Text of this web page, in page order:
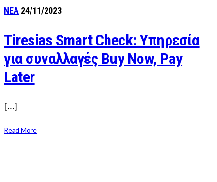
ΝΕΑ 24/11/2023
Tiresias Smart Check: Υπηρεσία
για συναλλαγές Buy Now, Pay
Later
[…]
Read More